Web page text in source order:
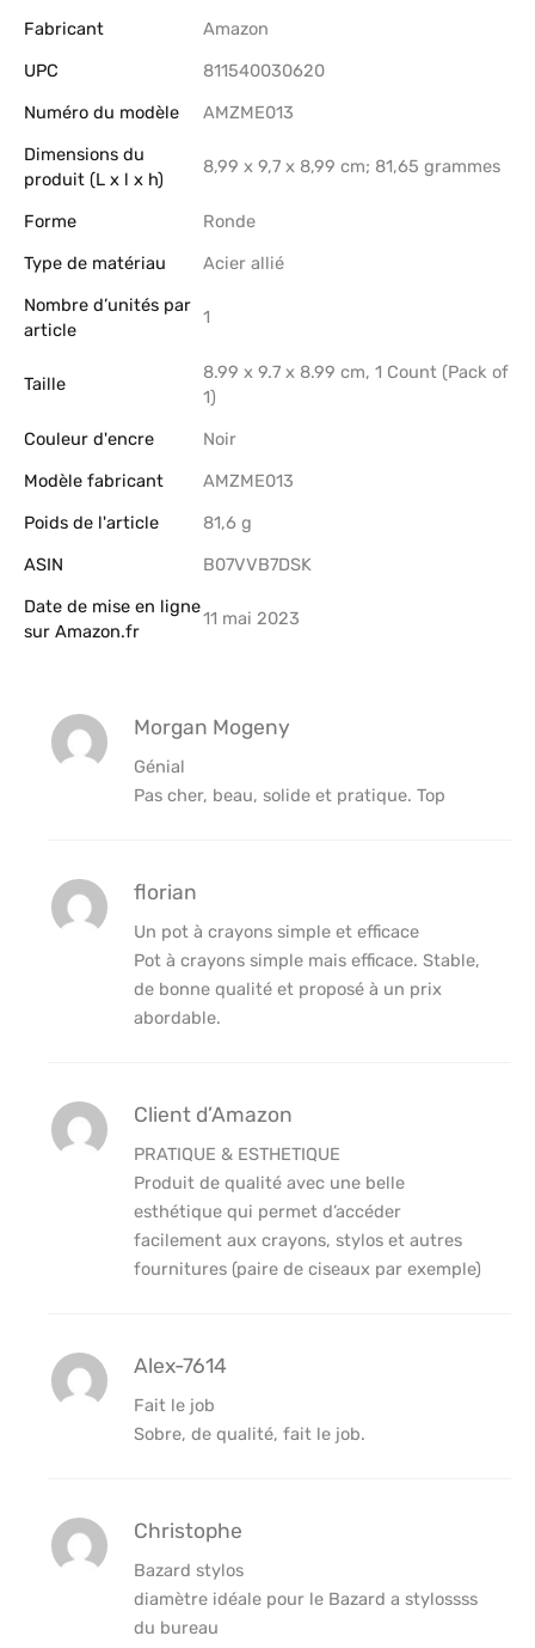
Fabricant
‎Amazon
UPC
‎811540030620
Numéro du modèle
‎AMZME013
Dimensions du
produit (L x l x h)
‎8,99 x 9,7 x 8,99 cm; 81,65 grammes
Forme
‎Ronde
Type de matériau
‎Acier allié
Nombre d’unités par
article
‎1
Taille
‎8.99 x 9.7 x 8.99 cm, 1 Count (Pack of
1)
Couleur d'encre
‎Noir
Modèle fabricant
‎AMZME013
Poids de l'article
‎81,6 g
ASIN
B07VVB7DSK
Date de mise en ligne
sur Amazon.fr
11 mai 2023
Morgan Mogeny
Génial
Pas cher, beau, solide et pratique. Top
florian
Un pot à crayons simple et efficace
Pot à crayons simple mais efficace. Stable,
de bonne qualité et proposé à un prix
abordable.
Client d’Amazon
PRATIQUE & ESTHETIQUE
Produit de qualité avec une belle
esthétique qui permet d’accéder
facilement aux crayons, stylos et autres
fournitures (paire de ciseaux par exemple)
Alex-7614
Fait le job
Sobre, de qualité, fait le job.
Christophe
Bazard stylos
diamètre idéale pour le Bazard a stylossss
du bureau